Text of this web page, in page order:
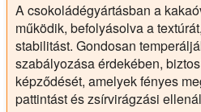
A csokoládégyártásban a
működik, befolyásolva a
stabilitást. Gondosan
szabályozása érdekében,
képződését, amelyek fényes
pattintást és zsírvirágzási